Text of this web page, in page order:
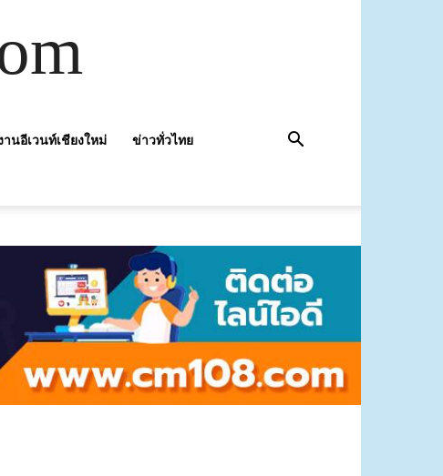
นอีเวนท์เชียงใหม่ ข่าวทั่วไทย